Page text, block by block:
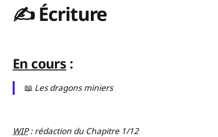
✍️ Écriture
En cours :
📖 Les dragons miniers
WIP: rédaction du Chapitre 1/12